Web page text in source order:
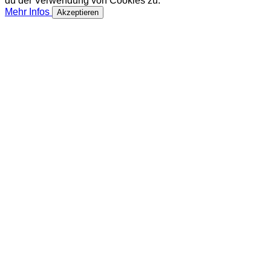
Mehr Infos
Akzeptieren